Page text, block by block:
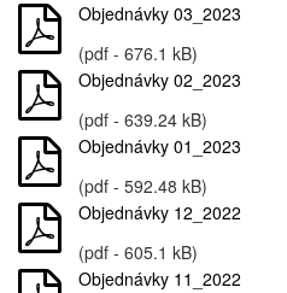
Objednávky 03_2023
(pdf - 676.1 kB)
Objednávky 02_2023
(pdf - 639.24 kB)
Objednávky 01_2023
(pdf - 592.48 kB)
Objednávky 12_2022
(pdf - 605.1 kB)
Objednávky 11_2022